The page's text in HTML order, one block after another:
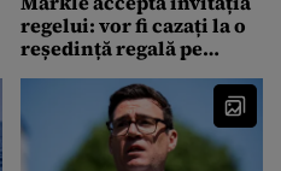
regelui: vor fi cazați la o
reședință regală pe